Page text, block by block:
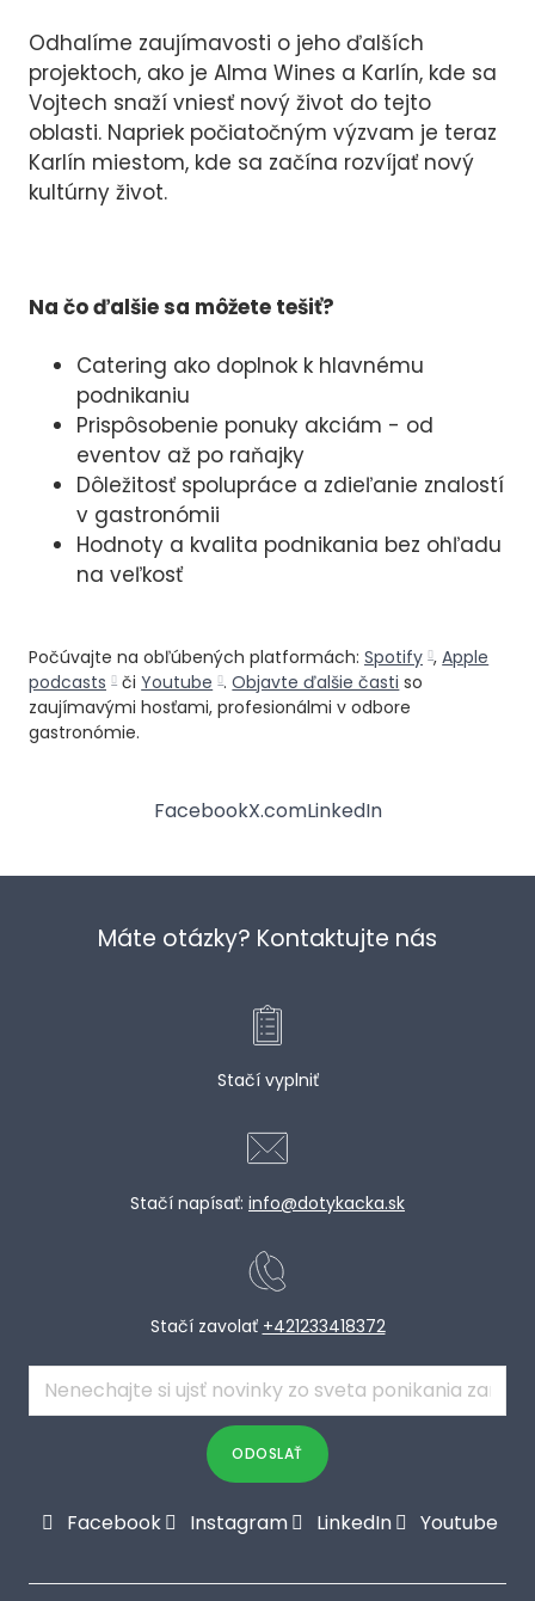
Odhalíme zaujímavosti o jeho ďalších
projektoch, ako je Alma Wines a Karlín, kde sa
Vojtech snaží vniesť nový život do tejto
oblasti. Napriek počiatočným výzvam je teraz
Karlín miestom, kde sa začína rozvíjať nový
kultúrny život.
Na čo ďalšie sa môžete tešiť?
Catering ako doplnok k hlavnému
podnikaniu
Prispôsobenie ponuky akciám - od
eventov až po raňajky
Dôležitosť spolupráce a zdieľanie znalostí
v gastronómii
Hodnoty a kvalita podnikania bez ohľadu
na veľkosť
Počúvajte na obľúbených platformách: Spotify ,Apple
podcasts
čiYoutube .Objavte ďalšie časti so
zaujímavými hosťami, profesionálmi v odbore
gastronómie.
FacebookX.comLinkedIn
Máte otázky? Kontaktujte nás
Stačí vyplniť
Stačí napísať: info@dotykacka.sk
Stačí zavolať +421233418372
mail*
ODOSLAŤ
Facebook Instagram LinkedIn Youtube